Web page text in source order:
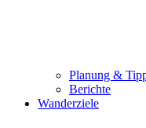
Planung &
Berichte
Wanderziele